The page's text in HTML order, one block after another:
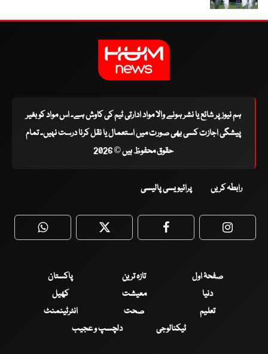
ہم نیوز پر شائع یا نشر ہونے والا مواد ادارتی ٹیم کی کاوش ہے۔ اس مواد کو بغیر
پیشگی اجازت کسی بھی صورت میں استعمال یا نقل کرنا درست نہیں۔ تمام
حقوق محفوظ ہیں © 2026
رابطہ کریں پرائیویسی پالیسی
WhatsApp Twitter Facebook
صفحۂ اول تازہ ترین
پاکستان
دنیا
معیشت
کھیل
تعلیم
صحت
انٹرٹینمنٹ
ٹیکنالوجی
دلچسپ و عجیب